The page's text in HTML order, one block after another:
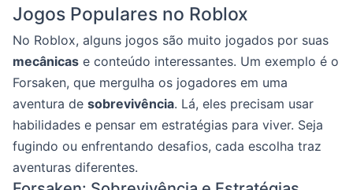
Jogos Populares no Roblox
No Roblox, alguns jogos são muito jogados por suas
mecânicas e conteúdo interessantes. Um exemplo é o
Forsaken, que mergulha os jogadores em uma
aventura de sobrevivência. Lá, eles precisam usar
habilidades e pensar em estratégias para viver. Seja
fugindo ou enfrentando desafios, cada escolha traz
aventuras diferentes.